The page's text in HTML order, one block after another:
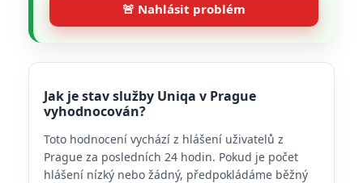
🚨 Nahlásit problém
Jak je stav služby Uniqa v Prague
vyhodnocován?
Toto hodnocení vychází z hlášení uživatelů z
Prague za posledních 24 hodin. Pokud je počet
hlášení nízký nebo žádný, předpokládáme běžný